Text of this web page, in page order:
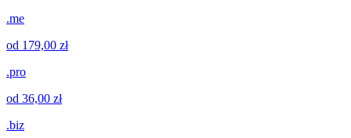
.me
od 179,00 zł
.pro
od 36,00 zł
.biz